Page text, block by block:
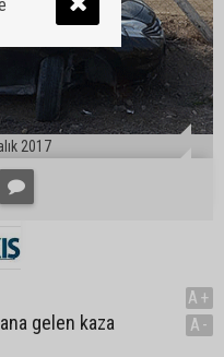
2017
gelen kaza
A+
A-